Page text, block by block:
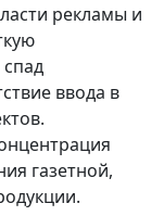
рекламы и
ввода в
газетной,